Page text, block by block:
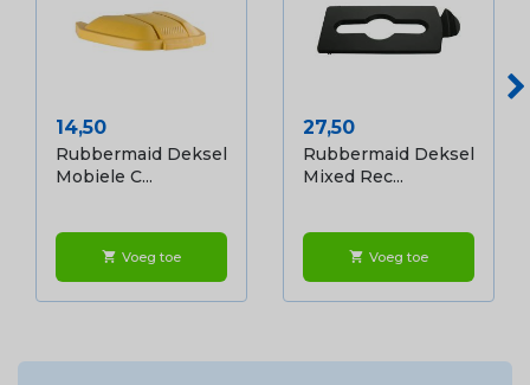
Prijs
14,50
Rubbermaid Deksel
Mobiele C...
shopping_cart Voeg toe
Prijs
27,50
Rubbermaid Deksel
Mixed Rec...
shopping_cart Voeg toe